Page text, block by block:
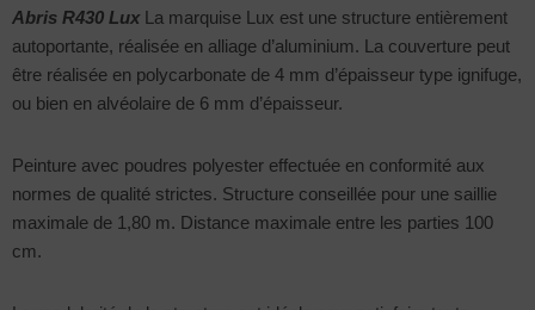
Abris R430 Lux La marquise Lux est une structure entièrement
autoportante, réalisée en alliage d’aluminium. La couverture peut
être réalisée en polycarbonate de 4 mm d’épaisseur type ignifuge,
ou bien en alvéolaire de 6 mm d’épaisseur.
Peinture avec poudres polyester effectuée en conformité aux
normes de qualité strictes. Structure conseillée pour une saillie
maximale de 1,80 m. Distance maximale entre les parties 100
cm.